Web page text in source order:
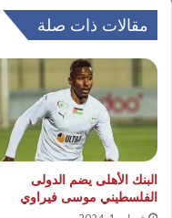
مقالات ذات صلة
البنك الأهلى يضم الدولى
الفلسطيني موسى فيراوي